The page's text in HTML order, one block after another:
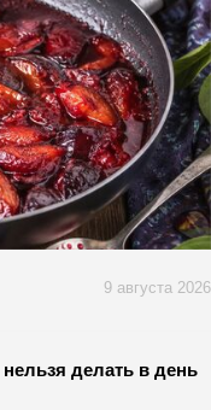
9 августа 2026
делать в день